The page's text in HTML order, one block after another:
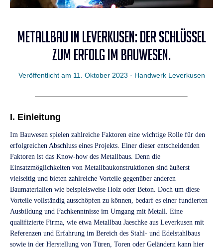
METALLBAU IN LEVERKUSEN: DER SCHLÜSSEL
ZUM ERFOLG IM BAUWESEN.
Veröffentlicht am 11. Oktober 2023 · Handwerk Leverkusen
I. Einleitung
Im Bauwesen spielen zahlreiche Faktoren eine wichtige Rolle für den
erfolgreichen Abschluss eines Projekts. Einer dieser entscheidenden
Faktoren ist das Know-how des Metallbaus. Denn die
Einsatzmöglichkeiten von Metallbaukonstruktionen sind äußerst
vielseitig und bieten zahlreiche Vorteile gegenüber anderen
Baumaterialien wie beispielsweise Holz oder Beton. Doch um diese
Vorteile vollständig ausschöpfen zu können, bedarf es einer fundierten
Ausbildung und Fachkenntnisse im Umgang mit Metall. Eine
qualifizierte Firma, wie etwa Metallbau Jaeschke aus Leverkusen mit
Referenzen und Erfahrung im Bereich des Stahl- und Edelstahlbaus
sowie in der Herstellung von Türen, Toren oder Geländern kann hier